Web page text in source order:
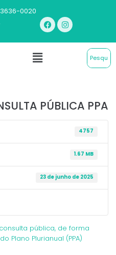
0020
PÚBLICA PPA
4757
1.67 MB
23 de junho de 2025
pública, de forma
Plano Plurianual (PPA)